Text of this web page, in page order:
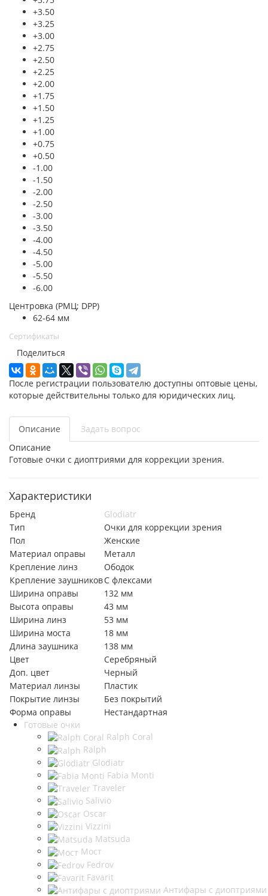
+3.50
+3.25
+3.00
+2.75
+2.50
+2.25
+2.00
+1.75
+1.50
+1.25
+1.00
+0.75
+0.50
-1.00
-1.50
-2.00
-2.50
-3.00
-3.50
-4.00
-4.50
-5.00
-5.50
-6.00
Центровка (РМЦ; DPP)
62-64 мм
Сертификаты
Поделиться
После регистрации пользователю доступны оптовые цены,
которые действительны только для юридических лиц.
Описание
Задать вопрос
Описание
Готовые очки с диоптриями для коррекции зрения.
Характеристики
Бренд
Glodiatr
Тип
Очки для коррекции зрения
Пол
Женские
Материал оправы
Металл
Крепление линз
Ободок
Крепление заушниковС флексами
Ширина оправы
132 мм
Высота оправы
43 мм
Ширина линз
53 мм
Ширина моста
18 мм
Длина заушника
138 мм
Цвет
Серебряный
Доп. цвет
Черный
Материал линзы
Пластик
Покрытие линзы
Без покрытий
Форма оправы
Нестандартная
Готовые очки
Ralph Coral
Ralph
Glodiatr
Fabia Monti
Traveler
Salivio
Oscar
Vizzini
Matsuda
Мост
Fedrov
Favarit
Антифары с диоптриями